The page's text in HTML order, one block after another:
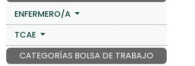
ENFERMERO/A
TCAE
CATEGORÍAS BOLSA DE TRABAJO